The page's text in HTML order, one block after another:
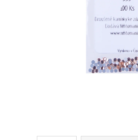
PILNÍK HALFMOON 100/180 1KS